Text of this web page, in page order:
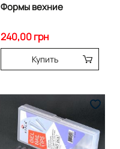
Формы вехние
240,00 грн
Купить